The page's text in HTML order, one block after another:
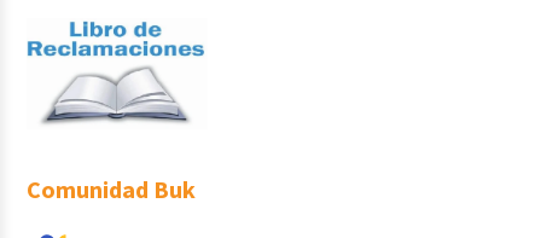
Comunidad Buk